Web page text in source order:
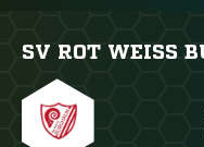
SV ROT WEISS